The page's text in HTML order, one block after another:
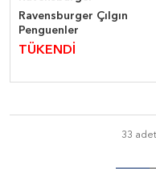
Ravensburger Çılgın
Penguenler
TÜKENDİ
33